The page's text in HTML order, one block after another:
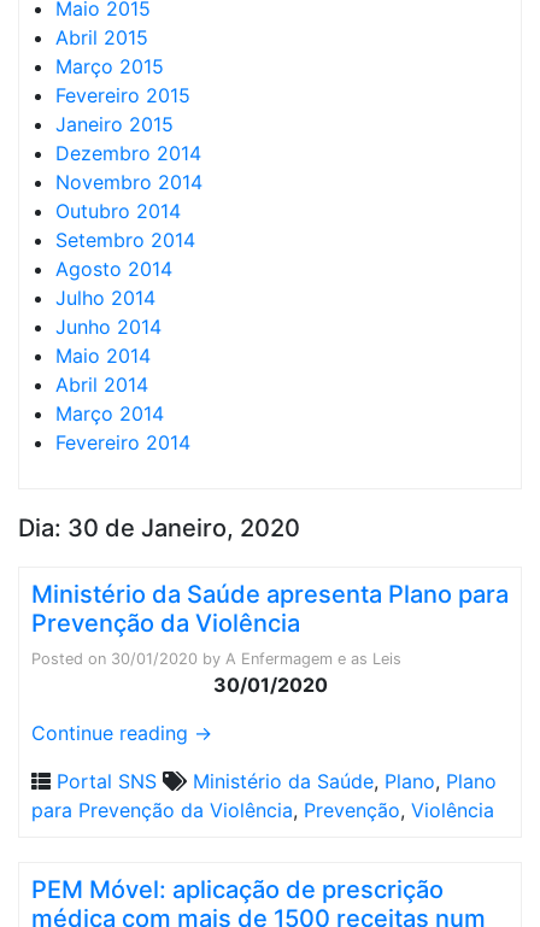
Maio 2015
Abril 2015
Março 2015
Fevereiro 2015
Janeiro 2015
Dezembro 2014
Novembro 2014
Outubro 2014
Setembro 2014
Agosto 2014
Julho 2014
Junho 2014
Maio 2014
Abril 2014
Março 2014
Fevereiro 2014
Dia: 30 de Janeiro, 2020
Ministério da Saúde apresenta Plano para
Prevenção da Violência
Posted on 30/01/2020 by A Enfermagem e as Leis
30/01/2020
Continue reading →
Portal SNS
Ministério da Saúde, Plano, Plano
para Prevenção da Violência, Prevenção, Violência
PEM Móvel: aplicação de prescrição
médica com mais de 1500 receitas num